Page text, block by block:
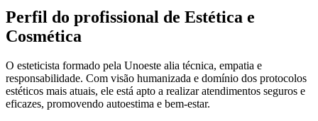
Perfil do profissional de Estética e
Cosmética
O esteticista formado pela Unoeste alia técnica, empatia e
responsabilidade. Com visão humanizada e domínio dos protocolos
estéticos mais atuais, ele está apto a realizar atendimentos seguros e
eficazes, promovendo autoestima e bem-estar.